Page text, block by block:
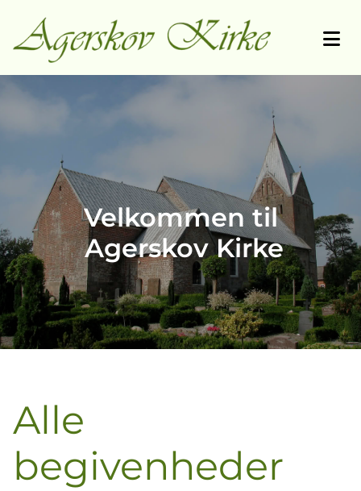
Velkommen til
Agerskov Kirke
Alle
begivenheder